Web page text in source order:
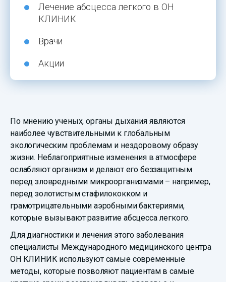
Лечение абсцесса легкого в ОН
КЛИНИК
Врачи
Акции
По мнению ученых, органы дыхания являются
наиболее чувствительными к глобальным
экологическим проблемам и нездоровому образу
жизни. Неблагоприятные изменения в атмосфере
ослабляют организм и делают его беззащитным
перед зловредными микроорганизмами – например,
перед золотистым стафилококком и
грамотрицательными аэробными бактериями,
которые вызывают развитие абсцесса легкого.
Для диагностики и лечения этого заболевания
специалисты Международного медицинского центра
ОН КЛИНИК используют самые современные
методы, которые позволяют пациентам в самые